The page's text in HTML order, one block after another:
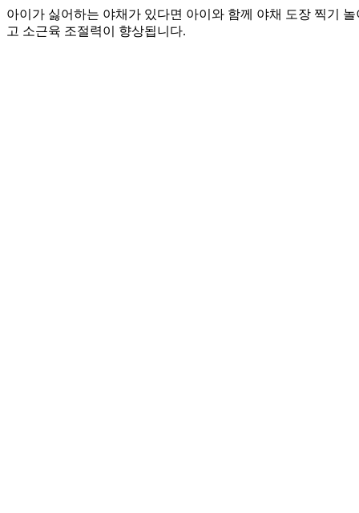
아이가 싫어하는 야채가 있다면 아이와 함께 야채 도장 찍기
고 소근육 조절력이 향상됩니다.